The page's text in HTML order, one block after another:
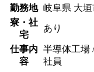
勤務地 岐阜県 大垣
寮・社
宅
あり
仕事内
容
半導体工場
社員